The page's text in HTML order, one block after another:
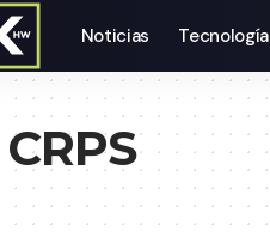
Noticias Tecnología
CRPS